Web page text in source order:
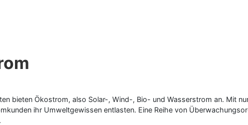
bieten Ökostrom, also Solar-, Wind-, Bio- und Wasserstrom an. Mit
ihr Umweltgewissen entlasten. Eine Reihe von